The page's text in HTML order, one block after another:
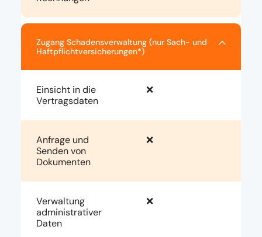
Zugang Schadensverwaltung (nur Sach- und
Haftpflichtversicherungen*)
Einsicht in die
Vertragsdaten
❌
Anfrage und
Senden von
Dokumenten
❌
Verwaltung
administrativer
Daten
❌